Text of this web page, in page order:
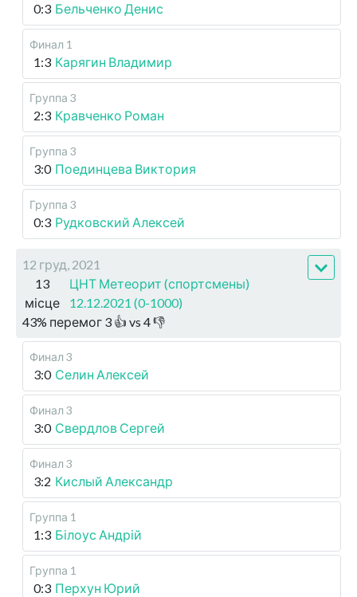
0:3 Бельченко Денис
Финал 1
1:3 Карягин Владимир
Группа 3
2:3 Кравченко Роман
Группа 3
3:0 Поединцева Виктория
Группа 3
0:3 Рудковский Алексей
12 груд, 2021
13
місце
ЦНТ Метеорит (спортсмены)
12.12.2021 (0-1000)
43% перемог 3 👍 vs 4👎
Финал 3
3:0 Селин Алексей
Финал 3
3:0 Свердлов Сергей
Финал 3
3:2 Кислый Александр
Группа 1
1:3 Білоус Андрій
Группа 1
0:3 Перхун Юрий